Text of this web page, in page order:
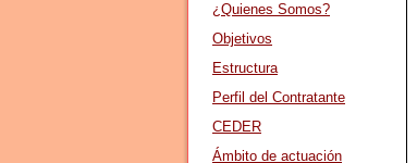
¿Quienes Somos?
Objetivos
Estructura
Perfil del Contratante
CEDER
Ámbito de actuación